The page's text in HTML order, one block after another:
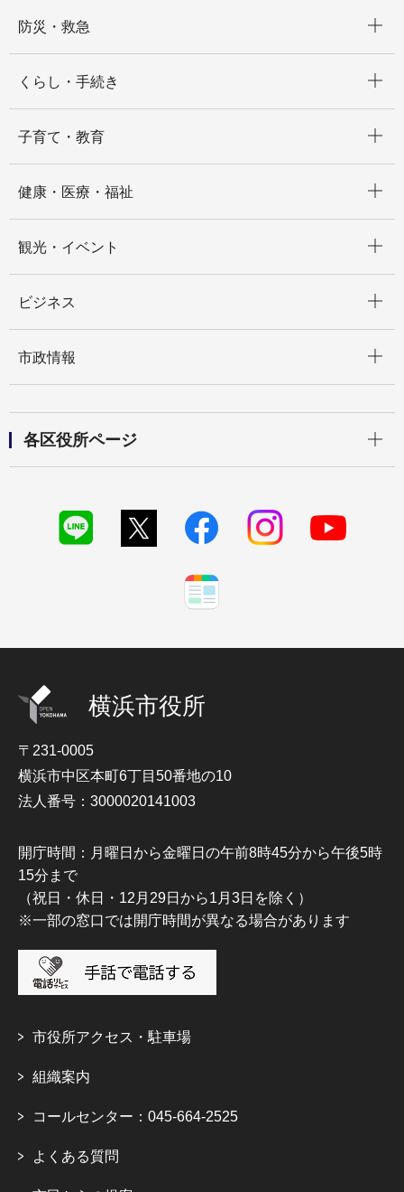
防災・救急
くらし・手続き
子育て・教育
健康・医療・福祉
観光・イベント
ビジネス
市政情報
各区役所ページ
横浜市役所
〒231-0005
横浜市中区本町6丁目50番地の10
法人番号：3000020141003
開庁時間：月曜日から金曜日の午前8時45分から午後5時
15分まで
（祝日・休日・12月29日から1月3日を除く）
※一部の窓口では開庁時間が異なる場合があります
市役所アクセス・駐車場
組織案内
コールセンター：045-664-2525
よくある質問